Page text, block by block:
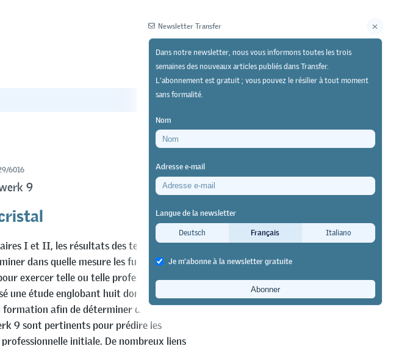
Éditeur
6016
9
I et II, les résultats des tests
dans quelle mesure les futures
exercer telle ou telle profession. La
une étude englobant huit domaines
formation afin de déterminer dans quelle
9 sont pertinents pour prédire les
initiale. De nombreux liens
Newsletter Transfer
Dans notre newsletter, nous vous informons toutes les trois
semaines des nouveaux articles publiés dans Transfer.
L'abonnement est gratuit ; vous pouvez le résilier à tout moment
sans formalité.
Nom
Adresse e-mail
Langue de la newsletter
Deutsch
Français Italiano
Je m'abonne à la newsletter gratuite